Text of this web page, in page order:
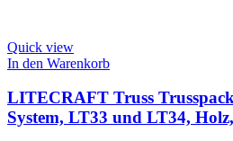
Quick view
In den Warenkorb
LITECRAFT Truss
System, LT33 und LT34,